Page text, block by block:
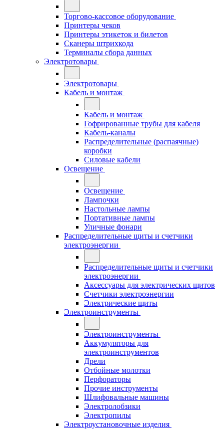
Торгово-кассовое оборудование
Принтеры чеков
Принтеры этикеток и билетов
Сканеры штрихкода
Терминалы сбора данных
Электротовары
Электротовары
Кабель и монтаж
Кабель и монтаж
Гофрированные трубы для кабеля
Кабель-каналы
Распределительные (распаячные)
коробки
Силовые кабели
Освещение
Освещение
Лампочки
Настольные лампы
Портативные лампы
Уличные фонари
Распределительные щиты и счетчики
электроэнергии
Распределительные щиты и счетчики
электроэнергии
Аксессуары для электрических щитов
Счетчики электроэнергии
Электрические щиты
Электроинструменты
Электроинструменты
Аккумуляторы для
электроинструментов
Дрели
Отбойные молотки
Перфораторы
Прочие инструменты
Шлифовальные машины
Электролобзики
Электропилы
Электроустановочные изделия